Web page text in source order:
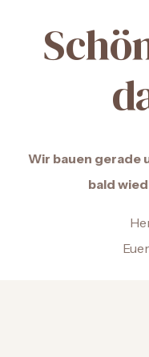
Wir bauen gerade
bald